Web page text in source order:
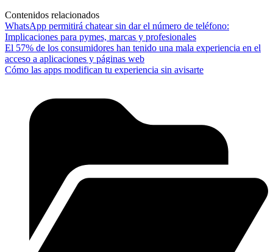
Contenidos relacionados
WhatsApp permitirá chatear sin dar el número de teléfono:
Implicaciones para pymes, marcas y profesionales
El 57% de los consumidores han tenido una mala experiencia en el
acceso a aplicaciones y páginas web
Cómo las apps modifican tu experiencia sin avisarte